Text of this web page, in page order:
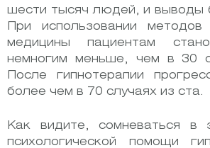
шести тысяч людей, и выводы
При использовании методов
медицины пациентам
немногим меньше, чем в 30
После гипнотерапии
более чем в 70 случаях из ста.
Как видите, сомневаться в
психологической помощи